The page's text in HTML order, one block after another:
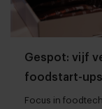
Gespot: vijf
foodstart-ups
Zwitserland
Focus in